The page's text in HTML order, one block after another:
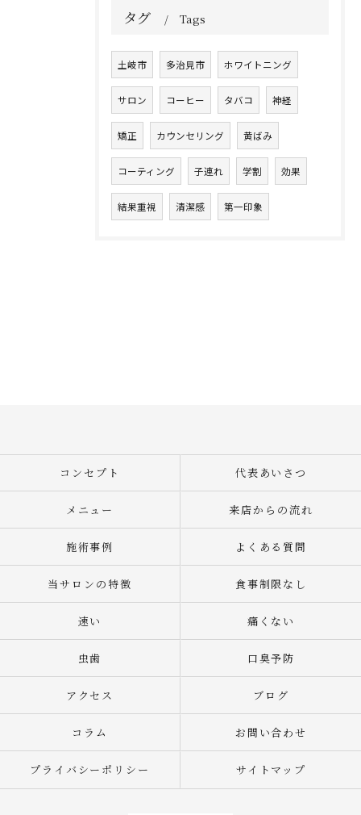
タグ Tags
土岐市 多治見市 ホワイトニング
サロン コーヒー タバコ 神経
矯正 カウンセリング 黄ばみ
コーティング 子連れ 学割 効果
結果重視 清潔感 第一印象
コンセプト 代表あいさつ
メニュー 来店からの流れ
施術事例 よくある質問
当サロンの特徴 食事制限なし
速い 痛くない
虫歯 口臭予防
アクセス ブログ
コラム お問い合わせ
プライバシーポリシー サイトマップ